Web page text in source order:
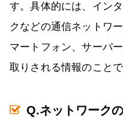
す。具体的には、イン
クなどの通信ネットワ
マートフォン、サーバ
取りされる情報のことで
Q.ネットワーク